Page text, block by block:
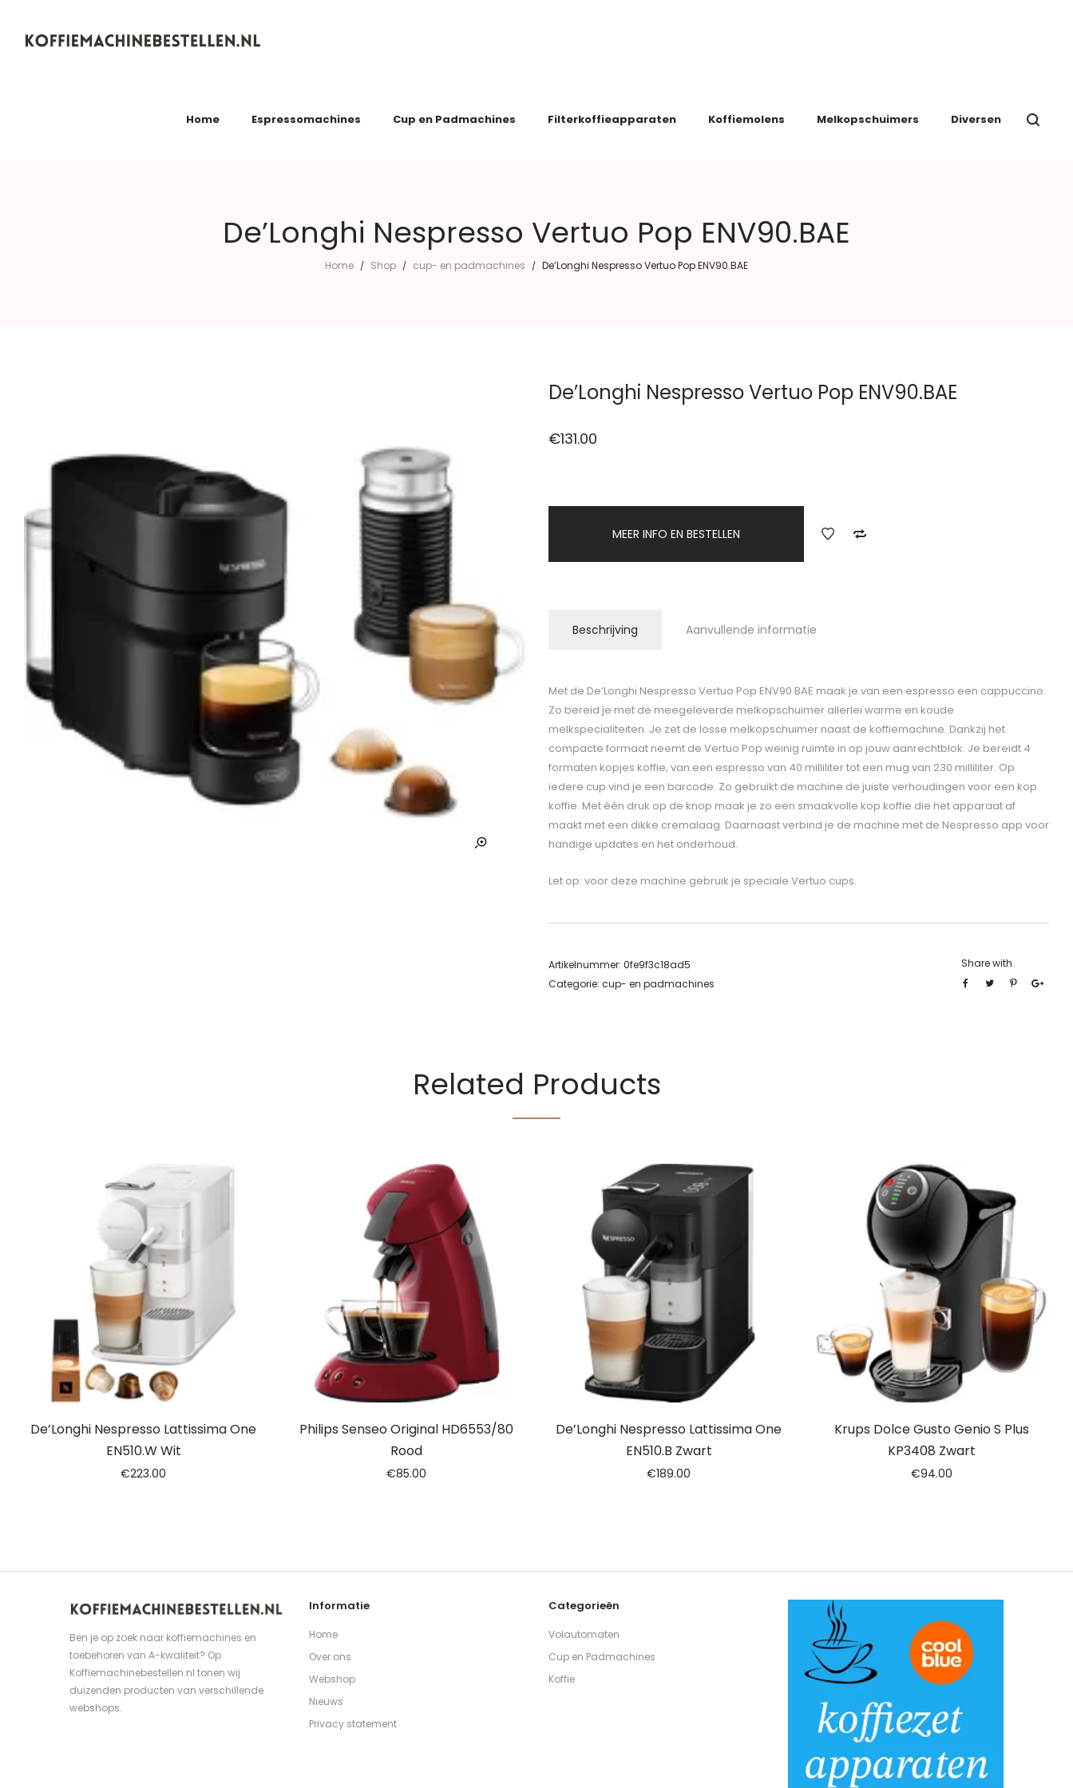
Home Espressomachines Cup en Padmachines Filterkoffieapparaten Koffiemolens Melkopschuimers Diversen
De’Longhi Nespresso Vertuo Pop ENV90.BAE
Home / Shop / cup- en padmachines / De’Longhi Nespresso Vertuo Pop ENV90.BAE
De’Longhi Nespresso Vertuo Pop ENV90.BAE
€131.00
MEER INFO EN BESTELLEN
Beschrijving Aanvullende informatie
Met de De’Longhi Nespresso Vertuo Pop ENV90.BAE maak je van een espresso een cappuccino.
Zo bereid je met de meegeleverde melkopschuimer allerlei warme en koude
melkspecialiteiten. Je zet de losse melkopschuimer naast de koffiemachine. Dankzij het
compacte formaat neemt de Vertuo Pop weinig ruimte in op jouw aanrechtblok. Je bereidt 4
formaten kopjes koffie, van een espresso van 40 milliliter tot een mug van 230 milliliter. Op
iedere cup vind je een barcode. Zo gebruikt de machine de juiste verhoudingen voor een kop
koffie. Met één druk op de knop maak je zo een smaakvolle kop koffie die het apparaat af
maakt met een dikke cremalaag. Daarnaast verbind je de machine met de Nespresso app voor
handige updates en het onderhoud.
Let op: voor deze machine gebruik je speciale Vertuo cups.
Artikelnummer: 0fe9f3c18ad5
Categorie: cup- en padmachines
Share with
Related Products
De’Longhi Nespresso Lattissima One
EN510.W Wit
€223.00
Philips Senseo Original HD6553/80
Rood
€85.00
De’Longhi Nespresso Lattissima One
EN510.B Zwart
€189.00
Krups Dolce Gusto Genio S Plus
KP3408 Zwart
€94.00
Ben je op zoek naar koffiemachines en
toebehoren van A-kwaliteit? Op
Koffiemachinebestellen.nl tonen wij
duizenden producten van verschillende
webshops.
Informatie
Home
Over ons
Webshop
Nieuws
Privacy statement
Categorieën
Volautomaten
Cup en Padmachines
Koffie